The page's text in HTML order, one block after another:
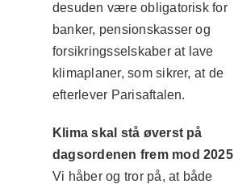
desuden være obligatorisk for
banker, pensionskasser og
forsikringsselskaber at lave
klimaplaner, som sikrer, at de
efterlever Parisaftalen.
Klima skal stå øverst på
dagsordenen frem mod 2025
Vi håber og tror på, at både